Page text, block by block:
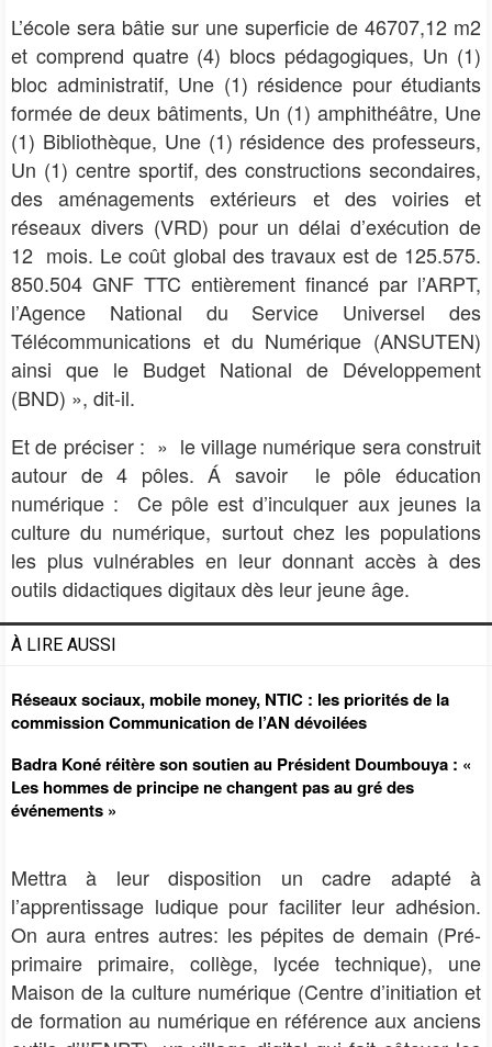
L’école sera bâtie sur une superficie de 46707,12 m2
et comprend quatre (4) blocs pédagogiques, Un (1)
bloc administratif, Une (1) résidence pour étudiants
formée de deux bâtiments, Un (1) amphithéâtre, Une
(1) Bibliothèque, Une (1) résidence des professeurs,
Un (1) centre sportif, des constructions secondaires,
des aménagements extérieurs et des voiries et
réseaux divers (VRD) pour un délai d’exécution de
12 mois. Le coût global des travaux est de 125.575.
850.504 GNF TTC entièrement financé par l’ARPT,
l’Agence National du Service Universel des
Télécommunications et du Numérique (ANSUTEN)
ainsi que le Budget National de Développement
(BND) », dit-il.
Et de préciser : » le village numérique sera construit
autour de 4 pôles. Á savoir le pôle éducation
numérique : Ce pôle est d’inculquer aux jeunes la
culture du numérique, surtout chez les populations
les plus vulnérables en leur donnant accès à des
outils didactiques digitaux dès leur jeune âge.
À LIRE AUSSI
Réseaux sociaux, mobile money, NTIC : les priorités de la
commission Communication de l’AN dévoilées
Badra Koné réitère son soutien au Président Doumbouya : «
Les hommes de principe ne changent pas au gré des
événements »
Mettra à leur disposition un cadre adapté à
l’apprentissage ludique pour faciliter leur adhésion.
On aura entres autres: les pépites de demain (Pré-
primaire primaire, collège, lycée technique), une
Maison de la culture numérique (Centre d’initiation et
de formation au numérique en référence aux anciens